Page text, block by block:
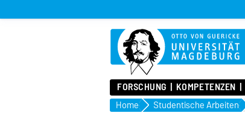
FORSCHUNG KOMPETENZEN
Home Studentische Arbeiten